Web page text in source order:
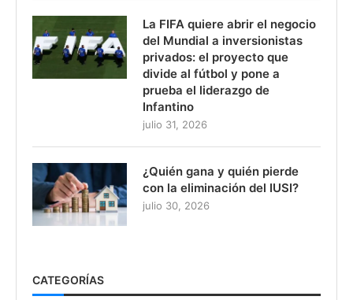
La FIFA quiere abrir el negocio
del Mundial a inversionistas
privados: el proyecto que
divide al fútbol y pone a
prueba el liderazgo de
Infantino
julio 31, 2026
¿Quién gana y quién pierde
con la eliminación del IUSI?
julio 30, 2026
CATEGORÍAS